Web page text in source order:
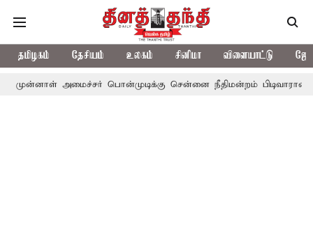
தமிழகம் தேசியம் உலகம் சினிமா விளையாட்டு
பொன்முடிக்கு சென்னை நீதிமன்றம் பிடிவாராண்ட்